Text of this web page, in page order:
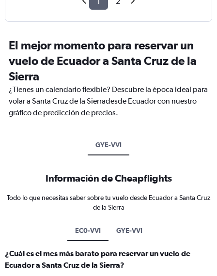
El mejor momento para reservar un
vuelo de Ecuador a Santa Cruz de la
Sierra
¿Tienes un calendario flexible? Descubre la época ideal para
volar a Santa Cruz de la Sierradesde Ecuador con nuestro
gráfico de predicción de precios.
GYE-VVI
Información de Cheapflights
Todo lo que necesitas saber sobre tu vuelo desde Ecuador a Santa Cruz
de la Sierra
EC0-VVI GYE-VVI
¿Cuál es el mes más barato para reservar un vuelo de
Ecuador a Santa Cruz de la Sierra?